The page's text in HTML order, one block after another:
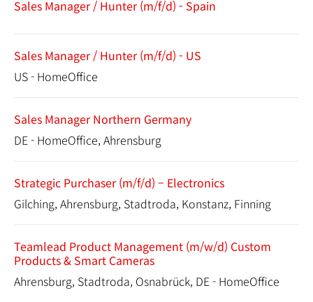
Sales Manager / Hunter (m/f/d) - Spain
Sales Manager / Hunter (m/f/d) - US
US - HomeOffice
Sales Manager Northern Germany
DE - HomeOffice, Ahrensburg
Strategic Purchaser (m/f/d) – Electronics
Gilching, Ahrensburg, Stadtroda, Konstanz, Finning
Teamlead Product Management (m/w/d) Custom
Products & Smart Cameras
Ahrensburg, Stadtroda, Osnabrück, DE - HomeOffice